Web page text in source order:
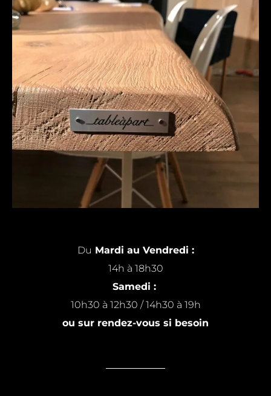
Du Mardi au Vendredi :
14h à 18h30
Samedi :
10h30 à 12h30 / 14h30 à 19h
ou sur rendez-vous si besoin